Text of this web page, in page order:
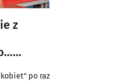
z
po raz